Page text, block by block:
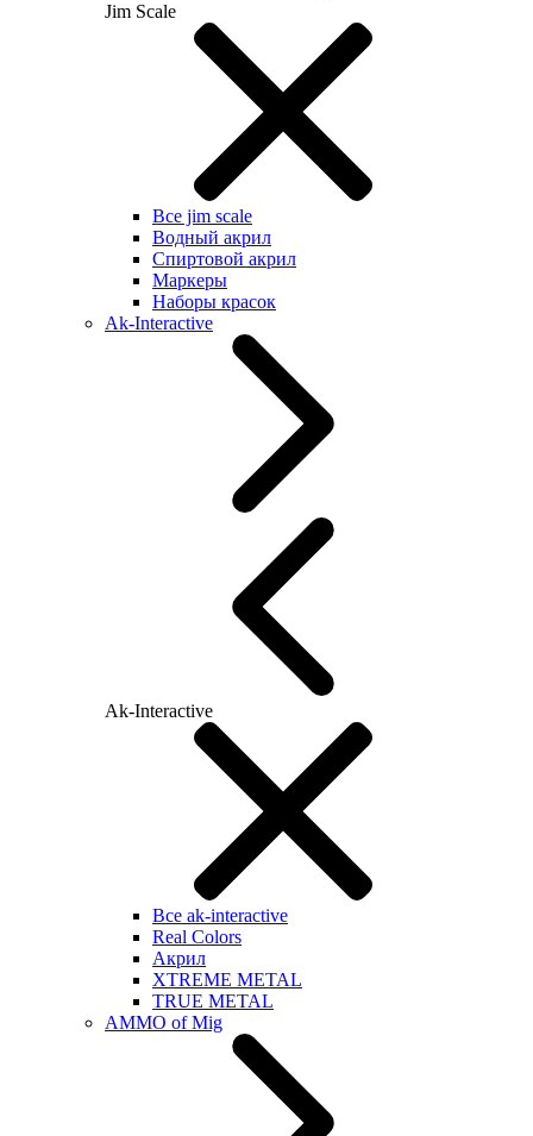
Jim Scale
Все jim scale
Водный акрил
Спиртовой акрил
Маркеры
Наборы красок
Ak-Interactive
Ak-Interactive
Все ak-interactive
Real Colors
Акрил
XTREME METAL
TRUE METAL
AMMO of Mig